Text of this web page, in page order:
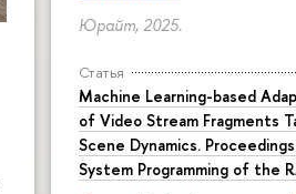
Юрайт, 2025.
Статья
Machine Learning-based
of Video Stream Fragments
Scene Dynamics.
System Programming of the